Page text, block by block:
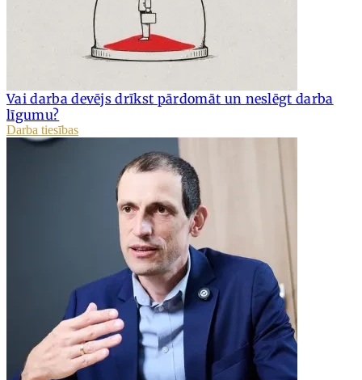
Vai darba devējs drīkst pārdomāt un neslēgt darba
līgumu?
Darba tiesības